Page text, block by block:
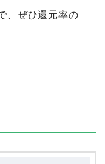
、ぜひ還元率の